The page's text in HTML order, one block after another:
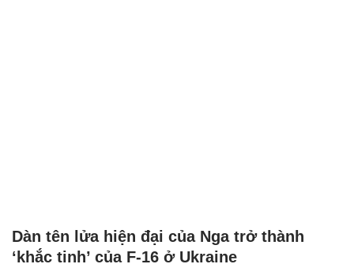
Dàn tên lửa hiện đại của Nga trở thành
‘khắc tinh’ của F-16 ở Ukraine